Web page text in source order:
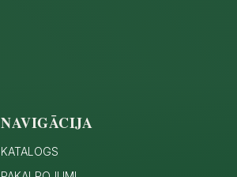
NAVIGĀCIJA
KATALOGS